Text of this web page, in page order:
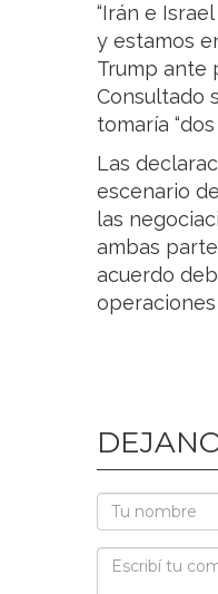
“Irán e
y estamos
Trump ante
Consultado
tomaría
Las
escenario
las
ambas
acuerdo